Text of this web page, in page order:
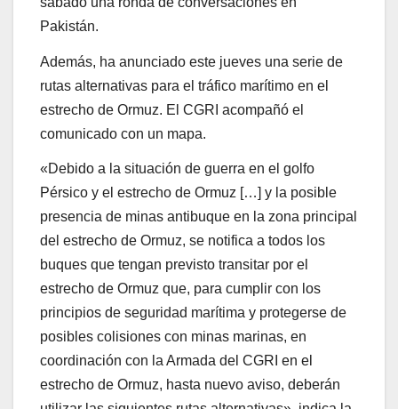
Pakistán.
Además, ha anunciado este jueves una serie de
rutas alternativas para el tráfico marítimo en el
estrecho de Ormuz. El CGRI acompañó el
comunicado con un mapa.
«Debido a la situación de guerra en el golfo
Pérsico y el estrecho de Ormuz […] y la posible
presencia de minas antibuque en la zona principal
del estrecho de Ormuz, se notifica a todos los
buques que tengan previsto transitar por el
estrecho de Ormuz que, para cumplir con los
principios de seguridad marítima y protegerse de
posibles colisiones con minas marinas, en
coordinación con la Armada del CGRI en el
estrecho de Ormuz, hasta nuevo aviso, deberán